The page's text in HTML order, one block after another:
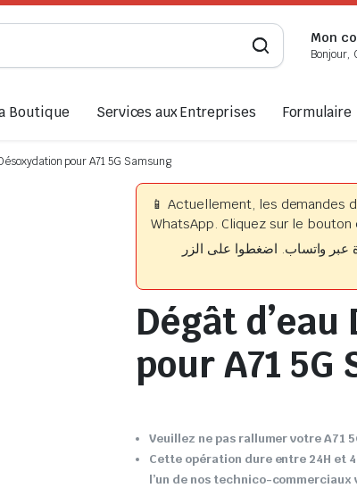
Mon
Bonjour,
Boutique Services aux Entreprises Formulaire
pour A71 5G Samsung
📱 Actuellement, les demandes
WhatsApp. Cliquez sur le bouton
عبر واتساب. اضغطوا على الزر
Dégât
pour A71 5G
Veuillez ne pas rallumer votre A71
Cette opération dure entre 24H et
l’un de nos technico-